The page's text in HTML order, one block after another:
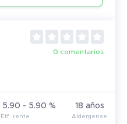
5.90 - 5.90 %
0 comentarios
18 años